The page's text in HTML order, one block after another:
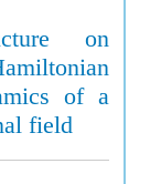
on
of a
field